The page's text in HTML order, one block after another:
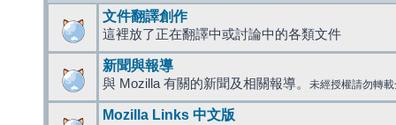
文件翻譯創作
這裡放了正在翻譯中或討論中的各類文件
新聞與報導
與 Mozilla 有關的新聞及相關報導。 未經授權請勿轉
Mozilla Links 中文版